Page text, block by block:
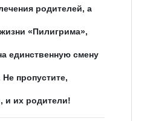
родителей, а
«Пилигрима»,
единственную смену
Не пропустите,
и их родители!